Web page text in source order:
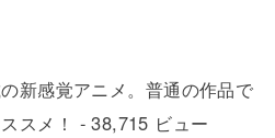
新感覚アニメ。普通の作品で
スメ！ - 38,715 ビュー